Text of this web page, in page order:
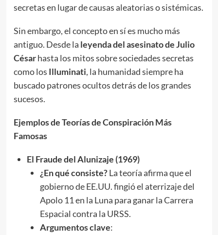
secretas en lugar de causas aleatorias o sistémicas.
Sin embargo, el concepto en sí es mucho más
antiguo. Desde la leyenda del asesinato de Julio
Césarhasta los mitos sobre sociedades secretas
como los Illuminati, la humanidad siempre ha
buscado patrones ocultos detrás de los grandes
sucesos.
Ejemplos de Teorías de Conspiración Más
Famosas
El Fraude del Alunizaje (1969)
¿En qué consiste?La teoría afirma que el
gobierno de EE.UU. fingió el aterrizaje del
Apolo 11 en la Luna para ganar la Carrera
Espacial contra la URSS.
Argumentos clave: